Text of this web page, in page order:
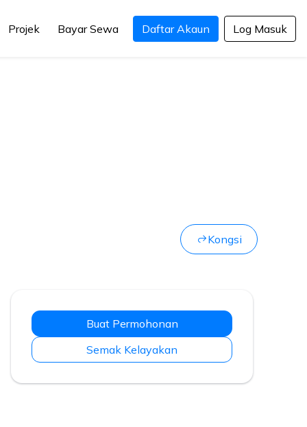
Projek Bayar Sewa Daftar Akaun Log Masuk
Kongsi
Buat Permohonan
Semak Kelayakan